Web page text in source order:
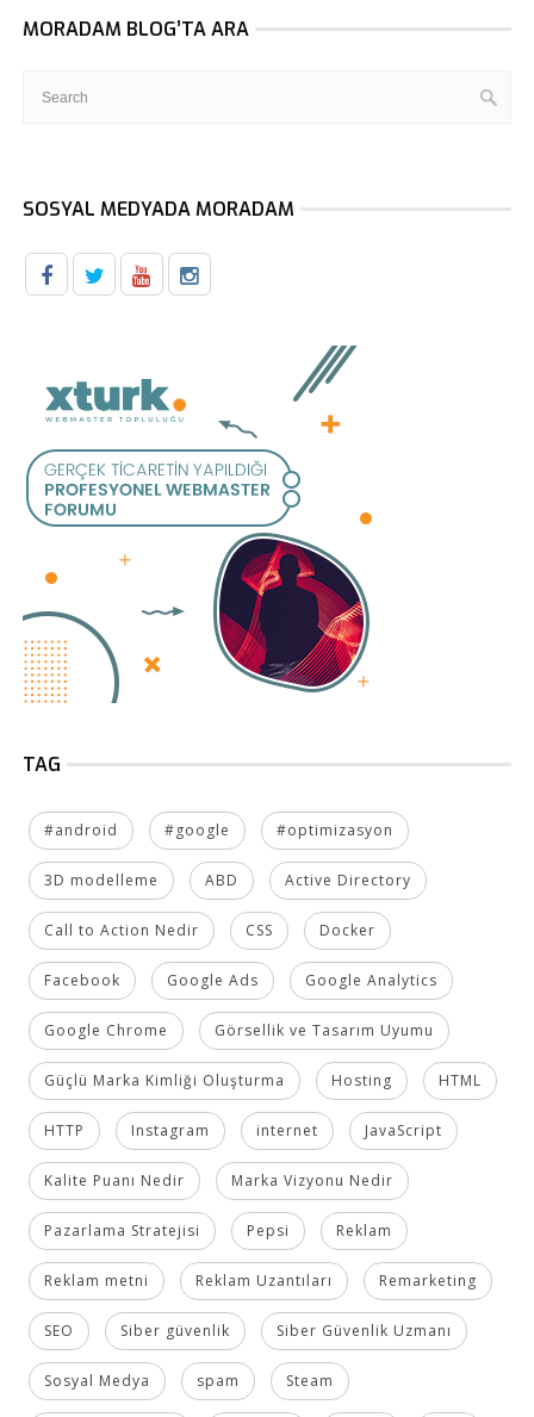
MORADAM BLOG’TA ARA
SOSYAL MEDYADA MORADAM
TAG
#android #google #optimizasyon
3D modelleme ABD Active Directory
Call to Action Nedir CSS Docker
Facebook Google Ads Google Analytics
Google Chrome Görsellik ve Tasarım Uyumu
Güçlü Marka Kimliği Oluşturma Hosting HTML
HTTP Instagram internet JavaScript
Kalite Puanı Nedir Marka Vizyonu Nedir
Pazarlama Stratejisi Pepsi Reklam
Reklam metni Reklam Uzantıları Remarketing
SEO Siber güvenlik Siber Güvenlik Uzmanı
Sosyal Medya spam Steam